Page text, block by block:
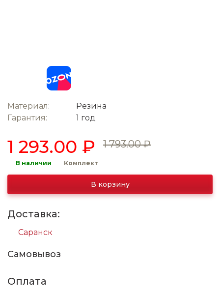
Материал:
Резина
Гарантия:
1 год
1 293.00 ₽ 1 793.00 ₽
В наличии Комплект
В корзину
Доставка:
Саранск
Самовывоз
Оплата